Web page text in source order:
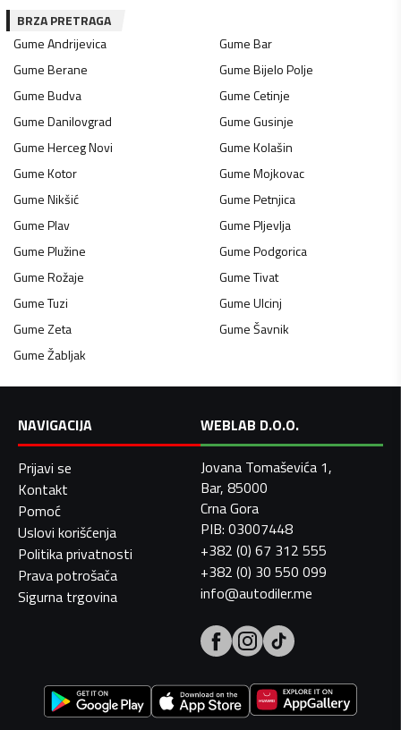
BRZA PRETRAGA
GumeAndrijevica GumeBar
GumeBerane GumeBijelo Polje
GumeBudva GumeCetinje
GumeDanilovgrad GumeGusinje
GumeHerceg Novi GumeKolašin
GumeKotor GumeMojkovac
GumeNikšić GumePetnjica
GumePlav GumePljevlja
GumePlužine GumePodgorica
GumeRožaje GumeTivat
GumeTuzi GumeUlcinj
GumeZeta GumeŠavnik
GumeŽabljak
NAVIGACIJA
Prijavi se
Kontakt
Pomoć
Uslovi korišćenja
Politika privatnosti
Prava potrošača
Sigurna trgovina
WEBLAB D.O.O.
Jovana Tomaševića 1,
Bar, 85000
Crna Gora
PIB: 03007448
+382 (0) 67 312 555
+382 (0) 30 550 099
info@autodiler.me